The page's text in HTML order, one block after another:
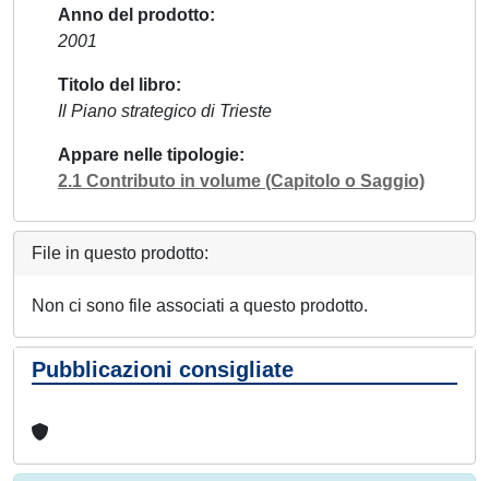
Anno del prodotto
2001
Titolo del libro
Il Piano strategico di Trieste
Appare nelle tipologie
2.1 Contributo in volume (Capitolo o Saggio)
File in questo prodotto:
Non ci sono file associati a questo prodotto.
Pubblicazioni consigliate